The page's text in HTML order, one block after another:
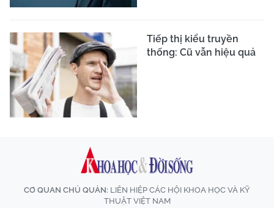
Tiếp thị kiểu truyền
thống: Cũ vẫn hiệu quả
CƠ QUAN CHỦ QUẢN: LIÊN HIỆP CÁC HỘI KHOA HỌC VÀ KỸ
THUẬT VIỆT NAM